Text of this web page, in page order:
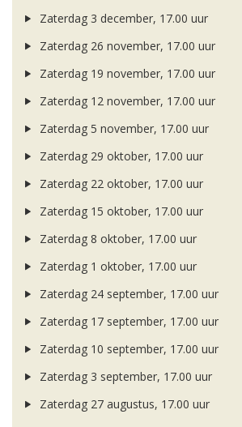
Zaterdag 3 december, 17.00 uur
Zaterdag 26 november, 17.00 uur
Zaterdag 19 november, 17.00 uur
Zaterdag 12 november, 17.00 uur
Zaterdag 5 november, 17.00 uur
Zaterdag 29 oktober, 17.00 uur
Zaterdag 22 oktober, 17.00 uur
Zaterdag 15 oktober, 17.00 uur
Zaterdag 8 oktober, 17.00 uur
Zaterdag 1 oktober, 17.00 uur
Zaterdag 24 september, 17.00 uur
Zaterdag 17 september, 17.00 uur
Zaterdag 10 september, 17.00 uur
Zaterdag 3 september, 17.00 uur
Zaterdag 27 augustus, 17.00 uur